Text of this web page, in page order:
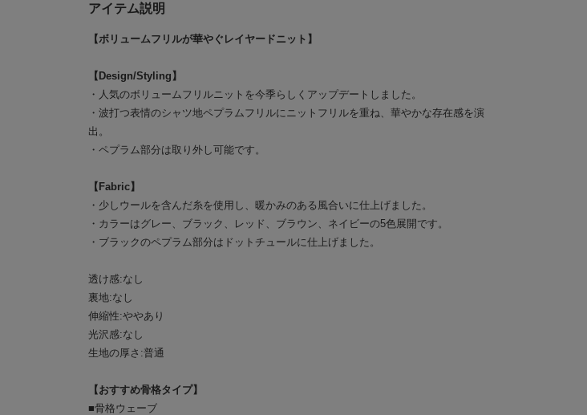
アイテム説明
【ボリュームフリルが華やぐレイヤードニット】
【Design/Styling】
・人気のボリュームフリルニットを今季らしくアップデートしました。
・波打つ表情のシャツ地ペプラムフリルにニットフリルを重ね、華やかな存在感を演
出。
・ペプラム部分は取り外し可能です。
【Fabric】
・少しウールを含んだ糸を使用し、暖かみのある風合いに仕上げました。
・カラーはグレー、ブラック、レッド、ブラウン、ネイビーの5色展開です。
・ブラックのペプラム部分はドットチュールに仕上げました。
透け感:なし
裏地:なし
伸縮性:ややあり
光沢感:なし
生地の厚さ:普通
【おすすめ骨格タイプ】
■骨格ウェーブ